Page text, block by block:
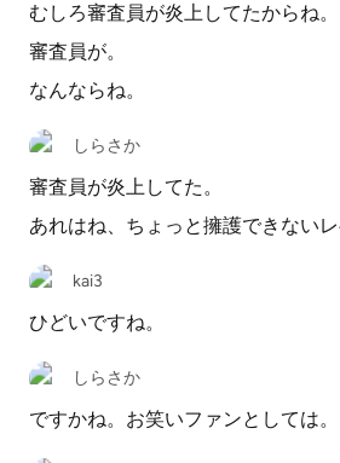
むしろ審査員が炎上してたからね。
審査員が。
なんならね。
しらさか
審査員が炎上してた。
あれはね、ちょっと擁護できないレ
kai3
ひどいですね。
しらさか
ですかね。お笑いファンとしては。